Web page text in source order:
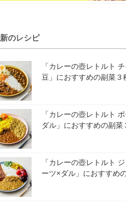
のレシピ
「カレーの壺レトルト
豆」におすすめの副菜３
「カレーの壺レトルト
ダル」におすすめの副菜
「カレーの壺レトルト
ーツ×ダル」におすすめ